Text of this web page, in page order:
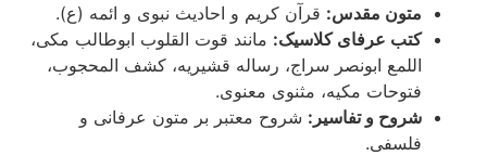
متون مقدس: قرآن کریم و احادیث نبوی و ائمه (ع).
کتب عرفای کلاسیک: مانند قوت القلوب ابوطالب مکی،
اللمع ابونصر سراج، رساله قشیریه، کشف المحجوب،
فتوحات مکیه، مثنوی معنوی.
شروح و تفاسیر: شروح معتبر بر متون عرفانی و
فلسفی.